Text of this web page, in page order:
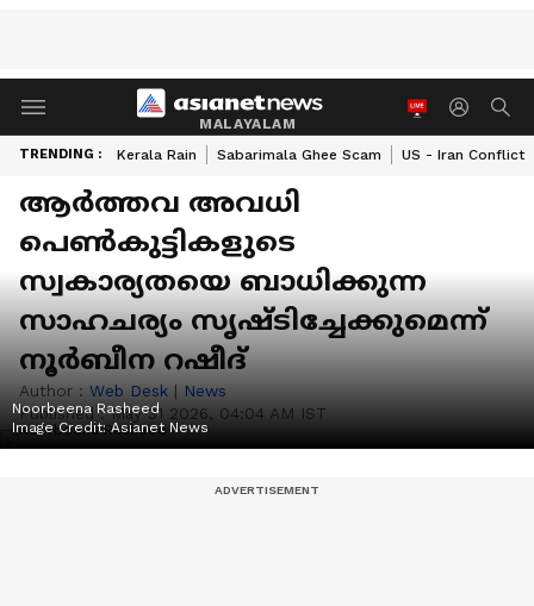
MALAYALAM
TRENDING : Kerala Rain Sabarimala Ghee Scam US - Iran Conflict
ആർത്തവ അവധി
പെൺകുട്ടികളുടെ
സ്വകാര്യതയെ ബാധിക്കുന്ന
സാഹചര്യം സൃഷ്ടിച്ചേക്കുമെന്ന്
നൂർബീന റഷീദ്
Author : Web Desk | News
Published :May 31 2026, 04:04 AM IST
Noorbeena Rasheed
Image Credit:Asianet News